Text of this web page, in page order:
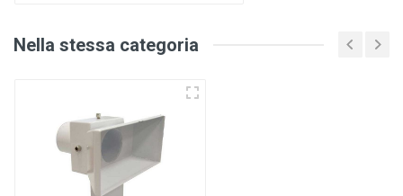
Nella stessa categoria